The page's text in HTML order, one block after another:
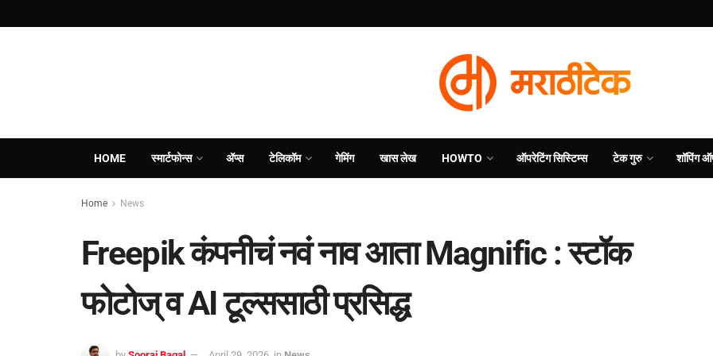
HOME स्मार्टफोन्स ॲप्स टेलिकॉम गेमिंग खास लेख HOWTO ऑपरेटिंग सिस्टिम्स टेक गुरु शॉपिंग
Home News
Freepik कंपनीचं नवं नाव आता Magnific : स्टॉक
फोटोज् व AI टूल्ससाठी प्रसिद्ध